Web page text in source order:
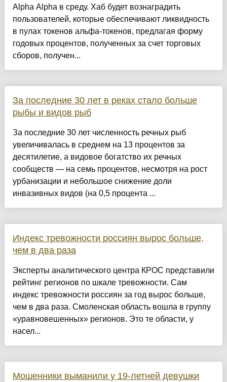
Alpha Alpha в среду. Хаб будет вознаградить
пользователей, которые обеспечивают ликвидность
в пулах токенов альфа-токенов, предлагая форму
годовых процентов, полученных за счет торговых
сборов, получен...
За последние 30 лет в реках стало больше
рыбы и видов рыб
За последние 30 лет численность речных рыб
увеличивалась в среднем на 13 процентов за
десятилетие, а видовое богатство их речных
сообществ — на семь процентов, несмотря на рост
урбанизации и небольшое снижение доли
инвазивных видов (на 0,5 процента ...
Индекс тревожности россиян вырос больше,
чем в два раза
Эксперты аналитического центра КРОС представили
рейтинг регионов по шкале тревожности. Сам
индекс тревожности россиян за год вырос больше,
чем в два раза. Смоленская область вошла в группу
«уравновешенных» регионов. Это те области, у
насел...
Мошенники выманили у 19-летней девушки